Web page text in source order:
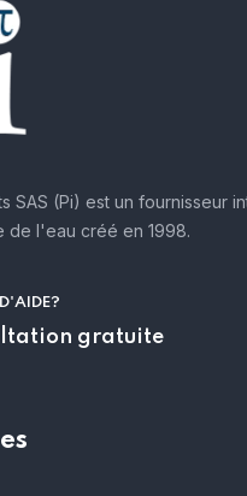
SAS (Pi) est un fournisseur
de l'eau créé en 1998.
gratuite